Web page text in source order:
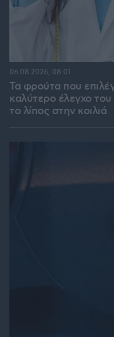
Τα φρούτα που
καλύτερο έλεγχο
το λίπος στην κοιλιά
06.08.2026, 08:01